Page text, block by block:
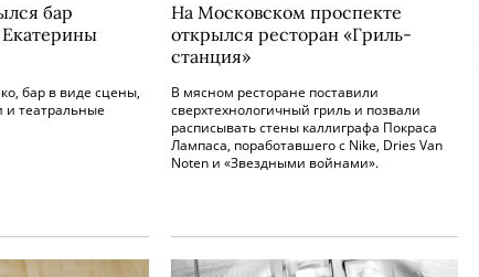
бар
бар в виде сцены,
и театральные
На Московском проспекте
открылся ресторан «Гриль-
станция»
В мясном ресторане поставили
сверхтехнологичный гриль и позвали
расписывать стены каллиграфа Покраса
Лампаса, поработавшего с Nike, Dries Van
Noten и «Звездными войнами».